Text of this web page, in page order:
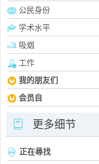
公民身份
学术水平
吸烟
工作
我的朋友们
会员自
更多细节
正在尋找